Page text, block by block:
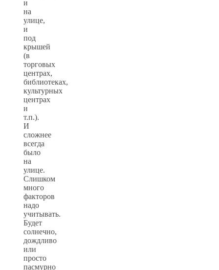
и
на
улице,
и
под
крышей
(в
торговых
центрах,
библиотеках,
культурных
центрах
и
т.п.).
И
сложнее
всегда
было
на
улице.
Слишком
много
факторов
надо
учитывать.
Будет
солнечно,
дождливо
или
просто
пасмурно